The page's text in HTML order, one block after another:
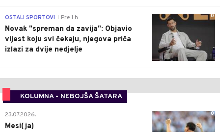
0
OSTALI SPORTOVI Pre 1 h
Novak "spreman da zavija": Objavio
vijest koju svi čekaju, njegova priča
izlazi za dvije nedjelje
KOLUMNA - NEBOJŠA ŠATARA
0
23.07.2026.
Mesi(ja)